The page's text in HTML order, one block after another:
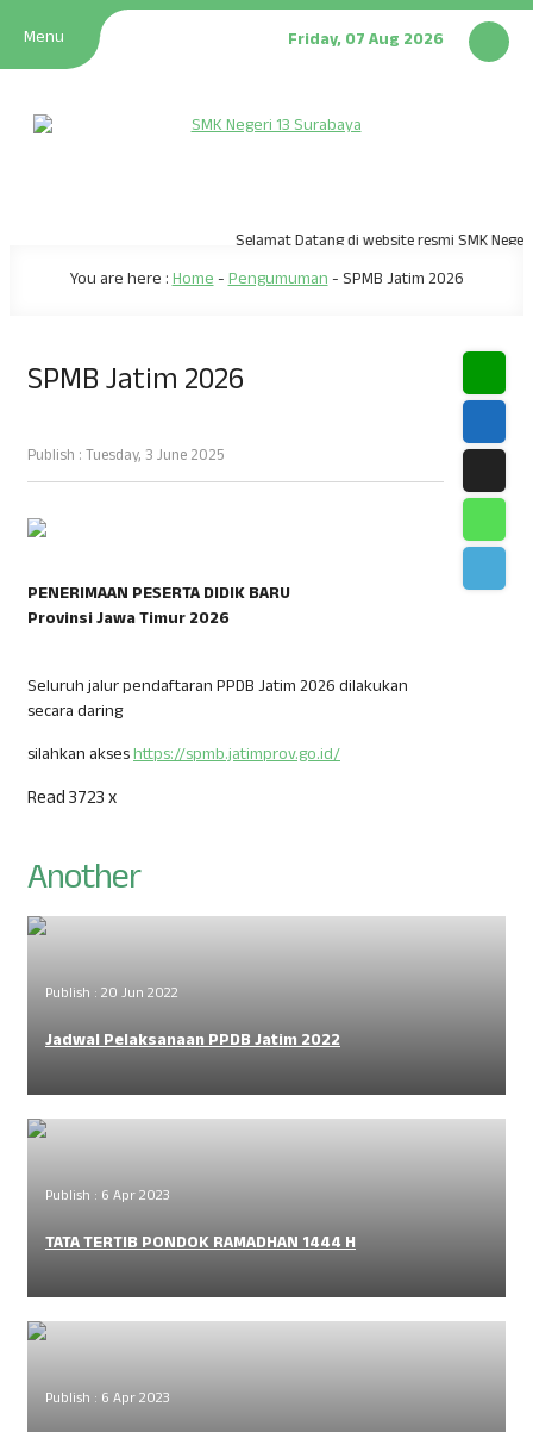
Menu Friday, 07 Aug 2026
Selamat Datang di website resmi SMK
You are here :Home-Pengumuman-SPMB Jatim 2026
SPMB Jatim 2026
Publish : Tuesday, 3 June 2025
PENERIMAAN PESERTA DIDIK BARU
Provinsi Jawa Timur 2026
Seluruh jalur pendaftaran PPDB Jatim 2026 dilakukan
secara daring
silahkan akseshttps://spmb.jatimprov.go.id/
Read 3723 x
Another
Publish : 20 Jun 2022
Jadwal Pelaksanaan PPDB Jatim 2022
Publish : 6 Apr 2023
TATA TERTIB PONDOK RAMADHAN 1444 H
Publish : 6 Apr 2023